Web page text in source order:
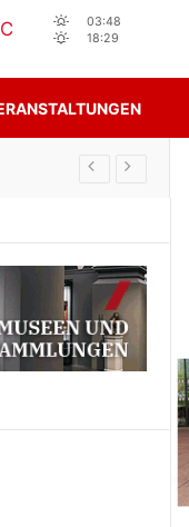
03:48
18:29